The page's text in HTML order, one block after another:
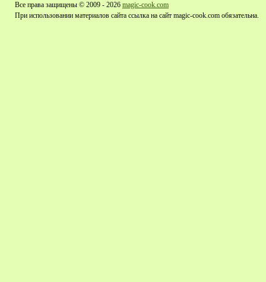
Все права защищены © 2009 - 2026 magic-cook.com
При использовании материалов сайта ссылка на сайт magic-cook.com обязательна.